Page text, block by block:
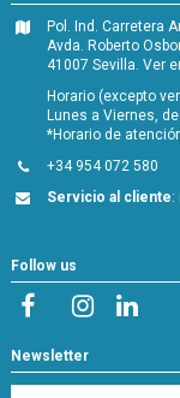
Pol. Ind. Carretera
Avda. Roberto
41007 Sevilla.Ver
Horario (excepto
Lunes a Viernes,
*Horario de
+34 954 072 580
Servicio al cliente:
Follow us
Newsletter